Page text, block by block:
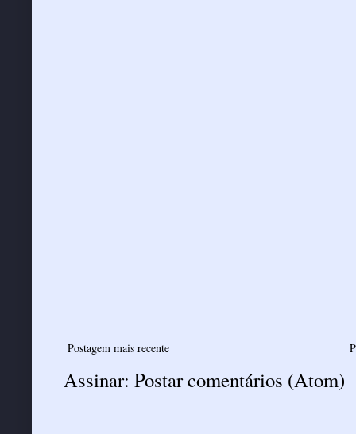
Postagem mais recente
Assinar: Postar comentários (Atom)